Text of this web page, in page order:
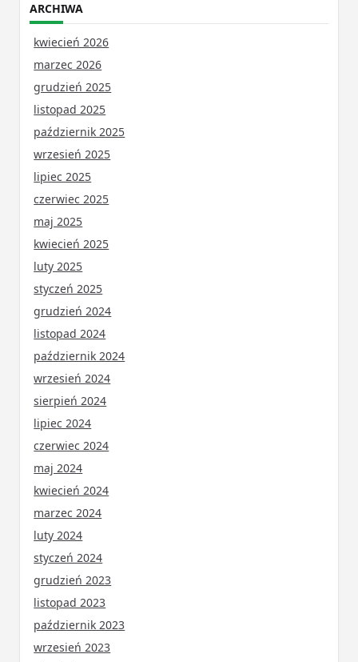
ARCHIWA
kwiecień 2026
marzec 2026
grudzień 2025
listopad 2025
październik 2025
wrzesień 2025
lipiec 2025
czerwiec 2025
maj 2025
kwiecień 2025
luty 2025
styczeń 2025
grudzień 2024
listopad 2024
październik 2024
wrzesień 2024
sierpień 2024
lipiec 2024
czerwiec 2024
maj 2024
kwiecień 2024
marzec 2024
luty 2024
styczeń 2024
grudzień 2023
listopad 2023
październik 2023
wrzesień 2023